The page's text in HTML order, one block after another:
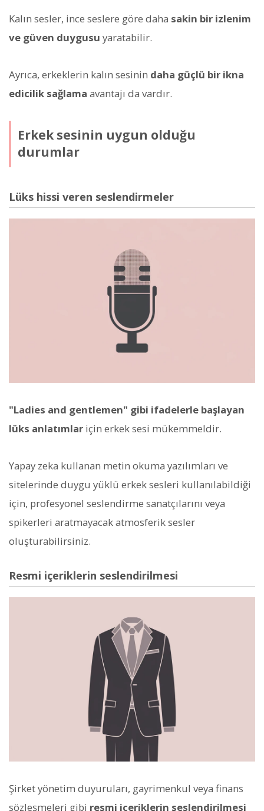
Kalın sesler, ince seslere göre daha sakin bir izlenim
ve güven duygusu yaratabilir.
Ayrıca, erkeklerin kalın sesinin daha güçlü bir ikna
edicilik sağlama avantajı da vardır.
Erkek sesinin uygun olduğu
durumlar
Lüks hissi veren seslendirmeler
"Ladies and gentlemen" gibi ifadelerle başlayan
lüks anlatımlar için erkek sesi mükemmeldir.
Yapay zeka kullanan metin okuma yazılımları ve
sitelerinde duygu yüklü erkek sesleri kullanılabildiği
için, profesyonel seslendirme sanatçılarını veya
spikerleri aratmayacak atmosferik sesler
oluşturabilirsiniz.
Resmi içeriklerin seslendirilmesi
Şirket yönetim duyuruları, gayrimenkul veya finans
sözleşmeleri gibi resmi içeriklerin seslendirilmesi